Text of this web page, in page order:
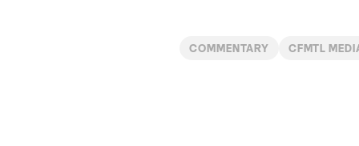
COMMENTARY CFMTL